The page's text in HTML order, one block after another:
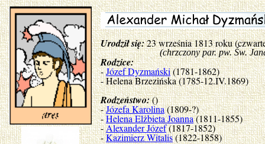
Urodził się:23 września 1813 roku
(chrzczony par. pw. Św. Jana
Rodzice:
-Józef Dyzmański(1781-1862)
- Helena Brzezińska (1785-12.IV.1869)
Rodzeństwo:()
-Józefa Karolina(1809-?)
-Helena Elżbieta Joanna(1811-1855)
-Alexander Józef(1817-1852)
-Kazimierz Witalis(1822-1858)